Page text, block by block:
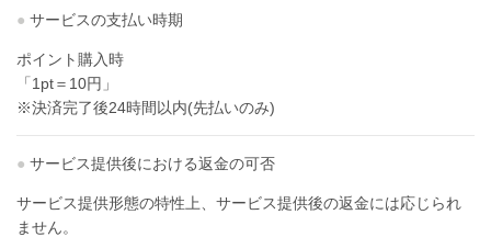
● サービスの支払い時期
ポイント購入時
「1pt＝10円」
※決済完了後24時間以内(先払いのみ)
● サービス提供後における返金の可否
サービス提供形態の特性上、サービス提供後の返金には応じられ
ません。